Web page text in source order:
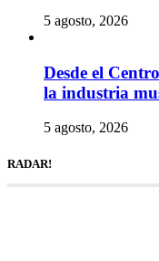
5 agosto, 2026
Desde el
la industria
5 agosto, 2026
RADAR!